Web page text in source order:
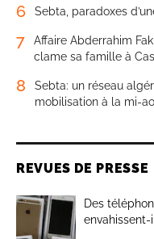
6 Sebta, paradoxes
7
Affaire Abderrahim
clame sa famille à
8
Sebta: un réseau
mobilisation à la mi-
REVUES DE PRESSE
Des
envahissent-